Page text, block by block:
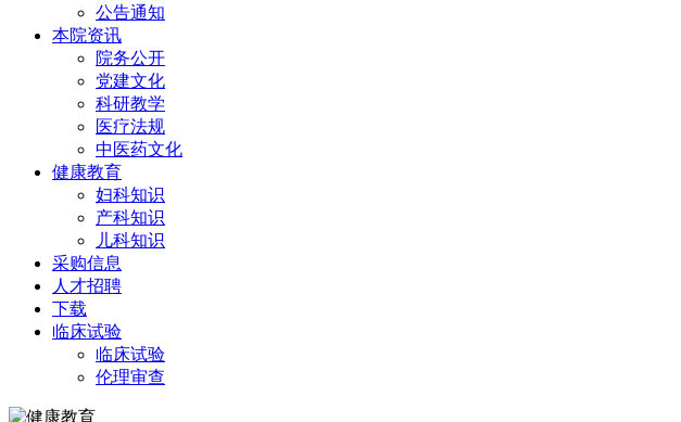
公告通知
本院资讯
院务公开
党建文化
科研教学
医疗法规
中医药文化
健康教育
妇科知识
产科知识
儿科知识
采购信息
人才招聘
下载
临床试验
临床试验
伦理审查